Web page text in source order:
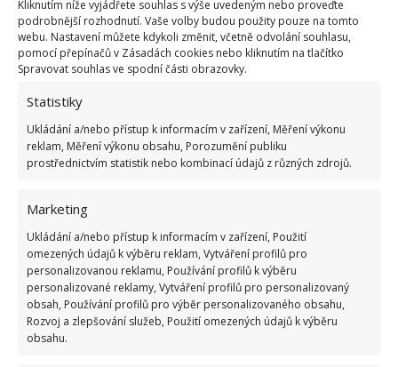
Kliknutím níže vyjádřete souhlas s výše uvedeným nebo proveďte
podrobnější rozhodnutí. Vaše volby budou použity pouze na tomto
webu. Nastavení můžete kdykoli změnit, včetně odvolání souhlasu,
pomocí přepínačů v Zásadách cookies nebo kliknutím na tlačítko
Spravovat souhlas ve spodní části obrazovky.
Statistiky
Ukládání a/nebo přístup k informacím v zařízení, Měření výkonu
reklam, Měření výkonu obsahu, Porozumění publiku
prostřednictvím statistik nebo kombinací údajů z různých zdrojů.
Marketing
Ukládání a/nebo přístup k informacím v zařízení, Použití
omezených údajů k výběru reklam, Vytváření profilů pro
personalizovanou reklamu, Používání profilů k výběru
personalizované reklamy, Vytváření profilů pro personalizovaný
obsah, Používání profilů pro výběr personalizovaného obsahu,
Rozvoj a zlepšování služeb, Použití omezených údajů k výběru
obsahu.